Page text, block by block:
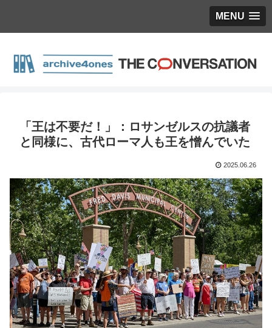
MENU
「王は不要だ！」：ロサンゼルスの抗議者
と同様に、古代ローマ人も王を憎んでいた
2025.06.26